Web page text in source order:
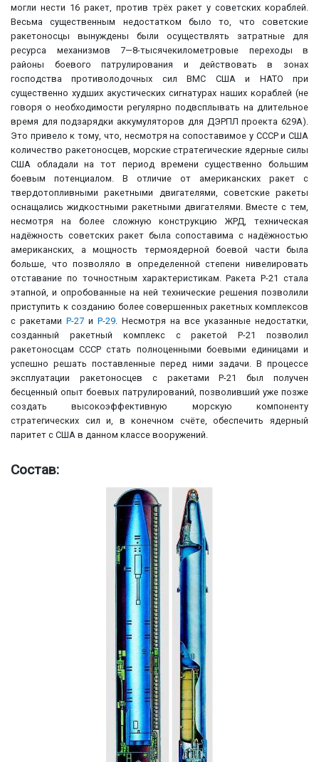
могли нести 16 ракет, против трёх ракет у советских кораблей.
Весьма существенным недостатком было то, что советские
ракетоносцы вынуждены были осуществлять затратные для
ресурса механизмов 7—8-тысячекилометровые переходы в
районы боевого патрулирования и действовать в зонах
господства противолодочных сил ВМС США и НАТО при
существенно худших акустических сигнатурах наших кораблей (не
говоря о необходимости регулярно подвсплывать на длительное
время для подзарядки аккумуляторов для ДЭРПЛ проекта 629А).
Это привело к тому, что, несмотря на сопоставимое у СССР и США
количество ракетоносцев, морские стратегические ядерные силы
США обладали на тот период времени существенно большим
боевым потенциалом. В отличие от американских ракет с
твердотопливными ракетными двигателями, советские ракеты
оснащались жидкостными ракетными двигателями. Вместе с тем,
несмотря на более сложную конструкцию ЖРД, техническая
надёжность советских ракет была сопоставима с надёжностью
американских, а мощность термоядерной боевой части была
больше, что позволяло в определенной степени нивелировать
отставание по точностным характеристикам. Ракета Р-21 стала
этапной, и опробованные на ней технические решения позволили
приступить к созданию более совершенных ракетных комплексов
с ракетами Р-27 и Р-29 . Несмотря на все указанные недостатки,
созданный ракетный комплекс с ракетой Р-21 позволил
ракетоносцам СССР стать полноценными боевыми единицами и
успешно решать поставленные перед ними задачи. В процессе
эксплуатации ракетоносцев с ракетами Р-21 был получен
бесценный опыт боевых патрулирований, позволивший уже позже
создать высокоэффективную морскую компоненту
стратегических сил и, в конечном счёте, обеспечить ядерный
паритет с США в данном классе вооружений.
Состав: